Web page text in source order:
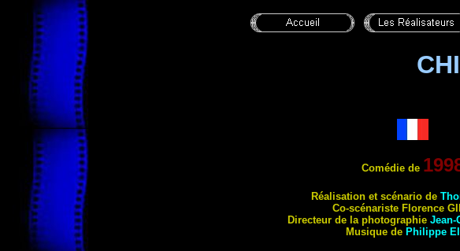
Comédie de
Réalisation et scénario de
Co-scénariste Florence
Directeur de la photographie Jean-
Musique de Philippe